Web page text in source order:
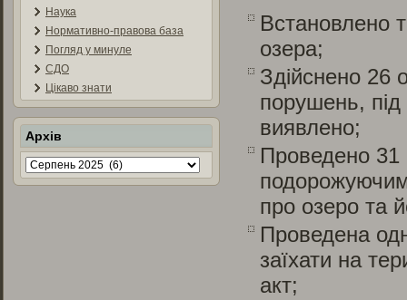
Наука
Нормативно-правова база
Погляд у минуле
СДО
Цікаво знати
Архів
Архів
Встановлено
озера;
Здійснено 26
порушень, під
виявлено;
Проведено 31
про озеро та
Проведена
заїхати на
акт;